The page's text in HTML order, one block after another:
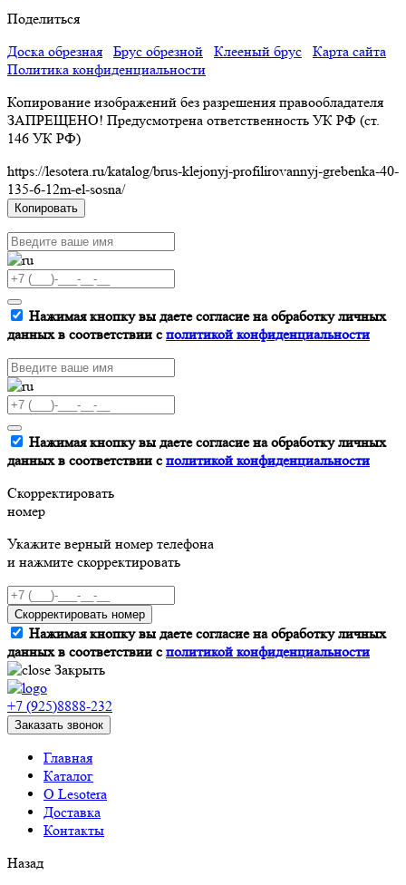
Поделиться
Доска обрезная
Брус обрезной Клееный брус
Карта сайта
Политика конфиденциальности
Копирование изображений без разрешения правообладателя
ЗАПРЕЩЕНО! Предусмотрена ответственность УК РФ (ст.
146 УК РФ)
https://lesotera.ru/katalog/brus-klejonyj-profilirovannyj-grebenka-40-
135-6-12m-el-sosna/
Копировать
Нажимая кнопку вы даете согласие на обработку личных
данных в соответствии сполитикой конфиденциальности
Нажимая кнопку вы даете согласие на обработку личных
данных в соответствии сполитикой конфиденциальности
Скорректировать
номер
Укажите верный номер телефона
и нажмите скорректировать
Скорректировать номер
Нажимая кнопку вы даете согласие на обработку личных
данных в соответствии сполитикой конфиденциальности
Закрыть
+7 (925)8888-232
Заказать звонок
Главная
Каталог
О Lesotera
Доставка
Контакты
Назад